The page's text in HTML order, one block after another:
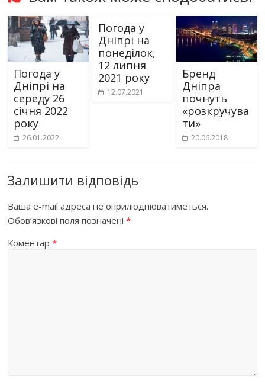
Погода у
Дніпрі на
середу 26
січня 2022
року
26.01.2022
Погода у
Дніпрі на
понеділок,
12 липня
2021 року
12.07.2021
Бренд
Дніпра
почнуть
«розкручува
ти»
20.06.2018
Залишити відповідь
Ваша e-mail адреса не оприлюднюватиметься.
Обов’язкові поля позначені*
Коментар*